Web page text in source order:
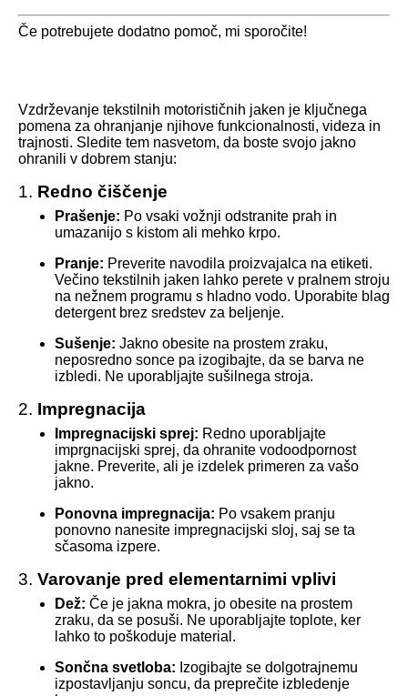
Če potrebujete dodatno pomoč, mi sporočite!
Vzdrževanje tekstilnih motorističnih jaken je ključnega
pomena za ohranjanje njihove funkcionalnosti, videza in
trajnosti. Sledite tem nasvetom, da boste svojo jakno
ohranili v dobrem stanju:
1. Redno čiščenje
Prašenje: Po vsaki vožnji odstranite prah in
umazanijo s kistom ali mehko krpo.
Pranje: Preverite navodila proizvajalca na etiketi.
Večino tekstilnih jaken lahko perete v pralnem stroju
na nežnem programu s hladno vodo. Uporabite blag
detergent brez sredstev za beljenje.
Sušenje: Jakno obesite na prostem zraku,
neposredno sonce pa izogibajte, da se barva ne
izbledi. Ne uporabljajte sušilnega stroja.
2. Impregnacija
Impregnacijski sprej: Redno uporabljajte
imprgnacijski sprej, da ohranite vodoodpornost
jakne. Preverite, ali je izdelek primeren za vašo
jakno.
Ponovna impregnacija: Po vsakem pranju
ponovno nanesite impregnacijski sloj, saj se ta
sčasoma izpere.
3. Varovanje pred elementarnimi vplivi
Dež: Če je jakna mokra, jo obesite na prostem
zraku, da se posuši. Ne uporabljajte toplote, ker
lahko to poškoduje material.
Sončna svetloba: Izogibajte se dolgotrajnemu
izpostavljanju soncu, da preprečite izbledenje